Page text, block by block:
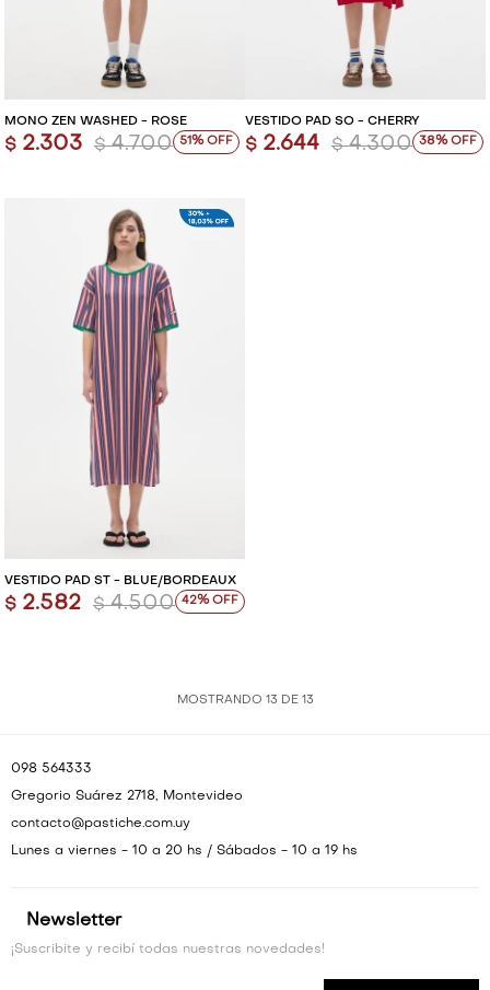
MONO ZEN WASHED - ROSE
$ 2.303 $ 4.700 51
VESTIDO PAD SO - CHERRY
$ 2.644 $ 4.300 38
VESTIDO PAD ST - BLUE/BORDEAUX
$ 2.582 $ 4.500 42
MOSTRANDO 13 DE 13
Newsletter
¡Suscribite y recibí todas nuestras novedades!
098 564333
Gregorio Suárez 2718, Montevideo
contacto@pastiche.com.uy
Lunes a viernes - 10 a 20 hs / Sábados - 10 a 19 hs